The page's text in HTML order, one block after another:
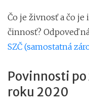
Čo je živnosť a čo je
činnosť? Odpoveď
SZČ (samostatná
Povinnosti
roku 2020